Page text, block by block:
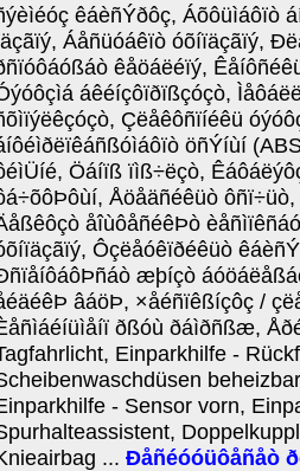
êáèñÝðôç, Áõôüìáôïò
Áåñüóáêïò óõíïäçãïý,
êåöáëéïý,
áêéíçôïðïßçóçò,
Çëåêôñïíéêü
öñÝíùí
Öáíïß ïìß÷ëçò,
Åöåäñéêüò
åîùôåñéêÞò
Ôçëåóêïðéêüò
æþíçò
âáöÞ, ×åéñïêßíçôç /
ðßóù ðáìðñßæ,
Einparkhilfe -
- Sensor vorn,
... Ðåñéóóüôåñåò